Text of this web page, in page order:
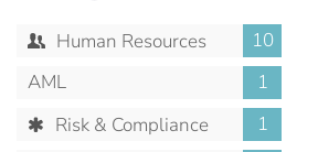
Human Resources
10
AML
1
Risk & Compliance
1